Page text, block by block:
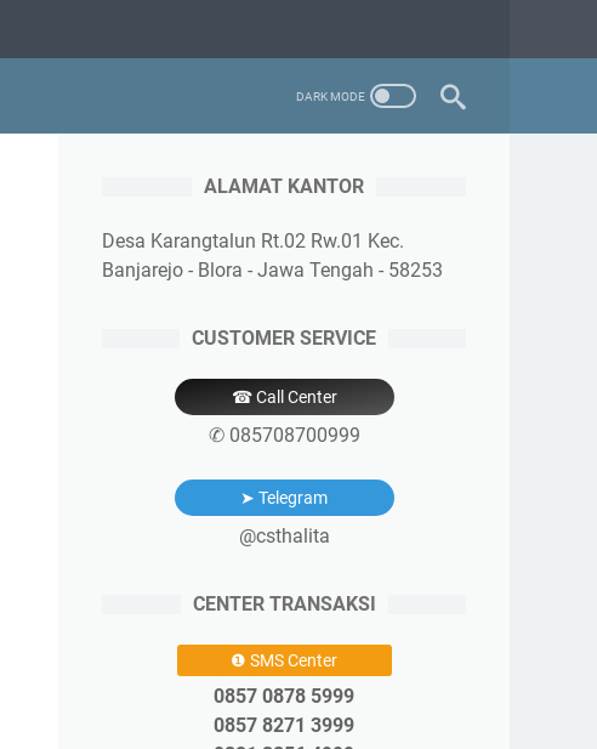
ALAMAT KANTOR
Desa Karangtalun Rt.02 Rw.01 Kec.
Banjarejo - Blora - Jawa Tengah - 58253
CUSTOMER SERVICE
☎ Call Center
✆ 085708700999
➤ Telegram
@csthalita
CENTER TRANSAKSI
❶ SMS Center
0857 0878 5999
0857 8271 3999